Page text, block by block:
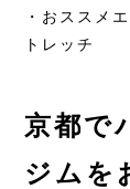
・おススメ
トレッチ
京都で
ジムを